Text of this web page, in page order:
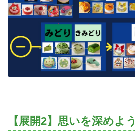
【展開2】思いを深めよう